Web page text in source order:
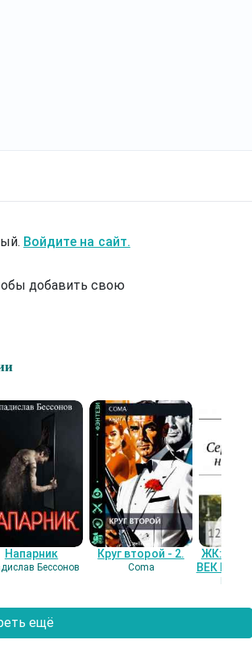
Войдите на сайт.
добавить свою
Напарник
Бессонов
Круг второй - 2.
Coma
ЖК:
ВЕК
Гость-
ещё